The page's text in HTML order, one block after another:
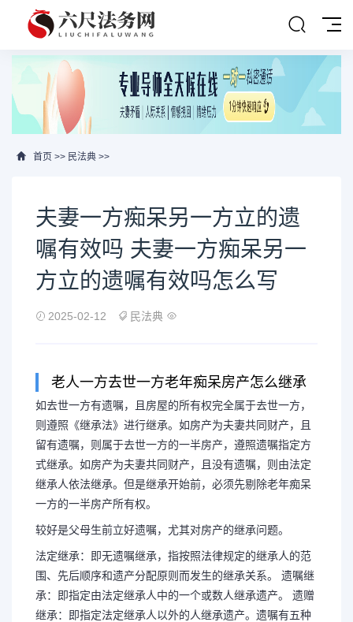
首页 >> 民法典 >>
夫妻一方痴呆另一方立的遗
嘱有效吗 夫妻一方痴呆另一
方立的遗嘱有效吗怎么写
2025-02-12 民法典
老人一方去世一方老年痴呆房产怎么继承
如去世一方有遗嘱，且房屋的所有权完全属于去世一方，
则遵照《继承法》进行继承。如房产为夫妻共同财产，且
留有遗嘱，则属于去世一方的一半房产，遵照遗嘱指定方
式继承。如房产为夫妻共同财产，且没有遗嘱，则由法定
继承人依法继承。但是继承开始前，必须先剔除老年痴呆
一方的一半房产所有权。
较好是父母生前立好遗嘱，尤其对房产的继承问题。
法定继承：即无遗嘱继承，指按照法律规定的继承人的范
围、先后顺序和遗产分配原则而发生的继承关系。 遗嘱继
承：即指定由法定继承人中的一个或数人继承遗产。 遗赠
继承：即指定法定继承人以外的人继承遗产。遗嘱有五种
夫妻一方痴呆另一方立
妻一方痴呆另一方立的遗
如去世一方有遗嘱，且房屋的
方，则遵照《继承法》进行继承。
且留有遗嘱，则属于去世一方的一